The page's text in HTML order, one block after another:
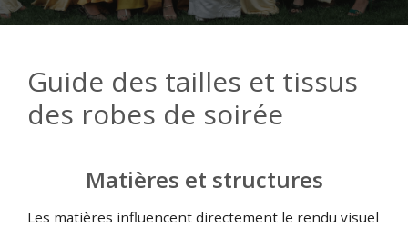
Guide des tailles et tissus
des robes de soirée
Matières et structures
Les matières influencent directement le rendu visuel